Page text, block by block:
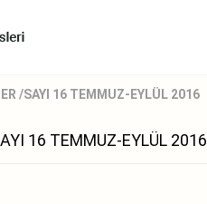
/SAYI 16 TEMMUZ-EYLÜL 2016
16 TEMMUZ-EYLÜL 2016